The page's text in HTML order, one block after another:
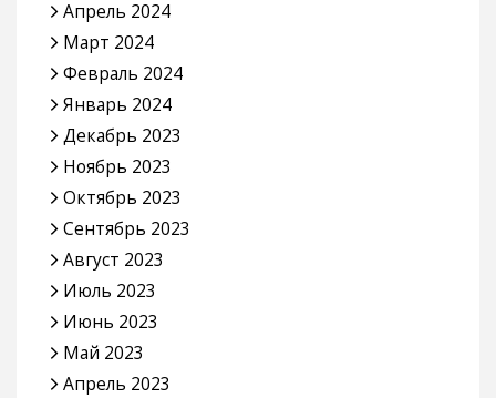
Апрель 2024
Март 2024
Февраль 2024
Январь 2024
Декабрь 2023
Ноябрь 2023
Октябрь 2023
Сентябрь 2023
Август 2023
Июль 2023
Июнь 2023
Май 2023
Апрель 2023